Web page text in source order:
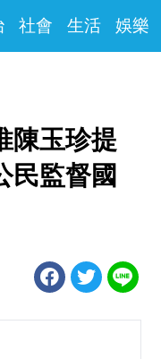
社會 生活 娛樂
陳玉珍提
監督國